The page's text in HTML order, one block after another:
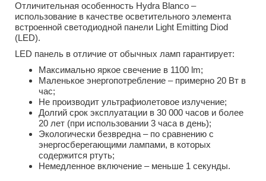
Отличительная особенность Hydra Blanco –
использование в качестве осветительного элемента
встроенной светодиодной панели Light Emitting Diod
(LED).
LED панель в отличие от обычных ламп гарантирует:
Максимально яркое свечение в 1100 lm;
Маленькое энергопотребление – примерно 20 Вт в
час;
Не производит ультрафиолетовое излучение;
Долгий срок эксплуатации в 30 000 часов и более
20 лет (при использовании 3 часа в день);
Экологически безвредна – по сравнению с
энергосберегающими лампами, в которых
содержится ртуть;
Немедленное включение – меньше 1 секунды.